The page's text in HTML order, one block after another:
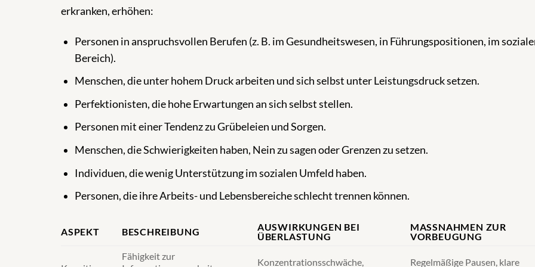
erkranken, erhöhen:
Personen in anspruchsvollen Berufen (z. B. im Gesundheitswesen, in Führungspositionen, im
Bereich).
Menschen, die unter hohem Druck arbeiten und sich selbst unter Leistungsdruck setzen.
Perfektionisten, die hohe Erwartungen an sich selbst stellen.
Personen mit einer Tendenz zu Grübeleien und Sorgen.
Menschen, die Schwierigkeiten haben, Nein zu sagen oder Grenzen zu setzen.
Individuen, die wenig Unterstützung im sozialen Umfeld haben.
Personen, die ihre Arbeits- und Lebensbereiche schlecht trennen können.
ASPEKT BESCHREIBUNG
AUSWIRKUNGEN BEI
ÜBERLASTUNG
MASSNAHMEN ZUR V
ORBEUGUNG
Fähigkeit zur
Konzentrationsschwäche, Regelmäßige Pausen, klare